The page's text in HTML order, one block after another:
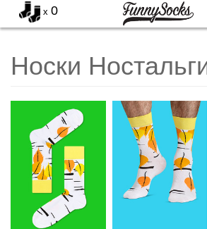
x 0
Носки